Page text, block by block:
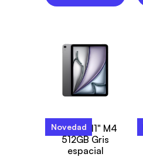
Novedad
iPad Air 11" M4
512GB Gris
espacial